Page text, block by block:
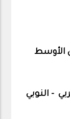
الأوسط
- النوبي